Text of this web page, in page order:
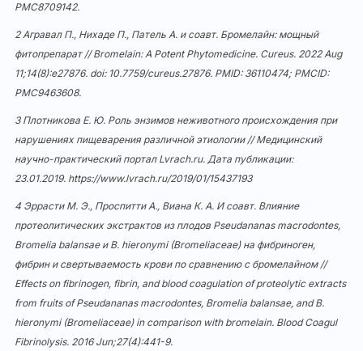
PMC8709142.
2 Агравал П., Нихаде П., Патель А. и соавт. Бромелайн: мощный
фитопрепарат // Bromelain: A Potent Phytomedicine. Cureus. 2022 Aug
11;14(8):e27876. doi: 10.7759/cureus.27876. PMID: 36110474; PMCID:
PMC9463608.
3 Плотникова Е. Ю. Роль энзимов неживотного происхождения при
нарушениях пищеварения различной этиологии // Медицинский
научно-практический портал Lvrach.ru. Дата публикации:
23.01.2019. https://www.lvrach.ru/2019/01/15437193
4 Эррасти М. Э., Проспитти А., Виана К. А. И соавт. Влияние
протеолитических экстрактов из плодов Pseudananas macrodontes,
Bromelia balansae и B. hieronymi (Bromeliaceae) на фибриноген,
фибрин и свертываемость крови по сравнению с бромелайном //
Effects on fibrinogen, fibrin, and blood coagulation of proteolytic extracts
from fruits of Pseudananas macrodontes, Bromelia balansae, and B.
hieronymi (Bromeliaceae) in comparison with bromelain. Blood Coagul
Fibrinolysis. 2016 Jun;27(4):441-9.